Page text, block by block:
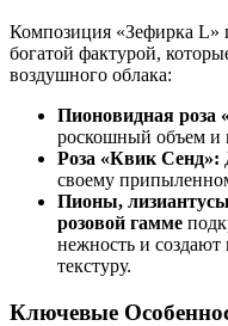
Композиция «Зефирка L»
богатой фактурой,
воздушного облака:
Пионовидная роза
роскошный объем и
Роза «Квик Сенд»:
своему
Пионы,
розовой гамме
нежность и
текстуру.
Ключевые